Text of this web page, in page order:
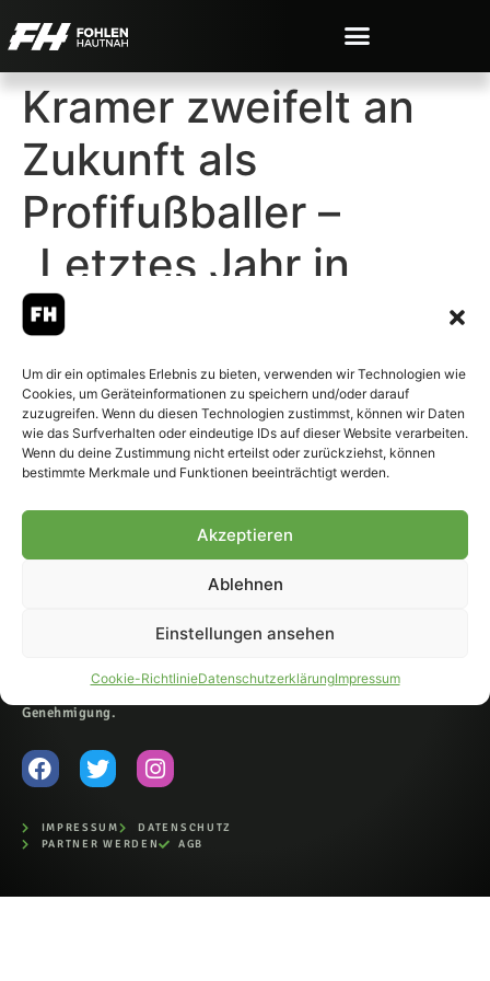
Um dir ein optimales Erlebnis zu bieten, verwenden wir Technologien wie
Cookies, um Geräteinformationen zu speichern und/oder darauf
zuzugreifen. Wenn du diesen Technologien zustimmst, können wir Daten
wie das Surfverhalten oder eindeutige IDs auf dieser Website verarbeiten.
Wenn du deine Zustimmung nicht erteilst oder zurückziehst, können
bestimmte Merkmale und Funktionen beeinträchtigt werden.
Akzeptieren
Ablehnen
Einstellungen ansehen
Cookie-RichtlinieDatenschutzerklärungImpressum
Kramer zweifelt an
Zukunft als
Profifußballer –
„Letztes Jahr in
Gladbach nicht mehr
so geil
© 2007-2026 Fohlen-Hautnah.de
offiziell eingetragenes Magazin
Nationalbibliothek (ISSN 1868-
Weiterverarbeitung, auch
Genehmigung.
IMPRESSUM
DATENSCHUTZ
PARTNER WERDEN
AGB